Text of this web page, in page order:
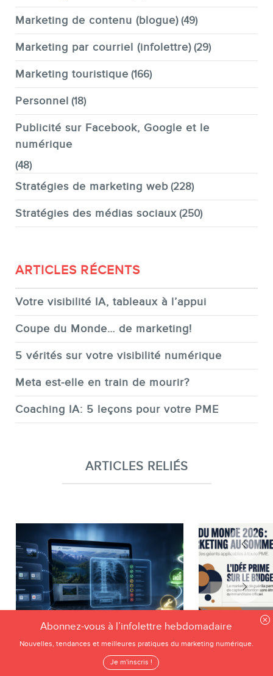
Marketing de contenu (blogue) (49)
Marketing par courriel (infolettre) (29)
Marketing touristique (166)
Personnel (18)
Publicité sur Facebook, Google et le
numérique
(48)
Stratégies de marketing web (228)
Stratégies des médias sociaux (250)
ARTICLES RÉCENTS
Votre visibilité IA, tableaux à l’appui
Coupe du Monde… de marketing!
5 vérités sur votre visibilité numérique
Meta est-elle en train de mourir?
Coaching IA: 5 leçons pour votre PME
ARTICLES RELIÉS
28 JUILLET 2026
Abonnez-vous à l’infolettre hebdomadaire
Nouvelles, tendances et meilleures pratiques du marketing numérique.
Je m'inscris !